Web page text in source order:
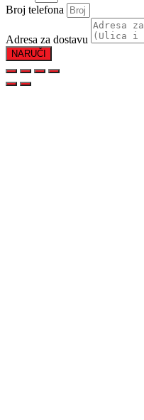
Broj telefona
Adresa za dostavu
NARUČI